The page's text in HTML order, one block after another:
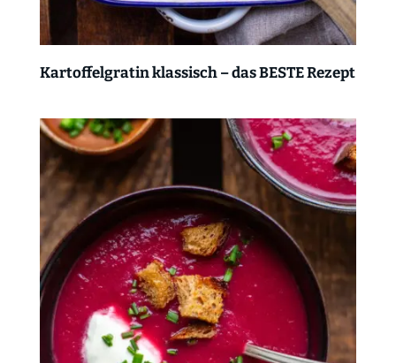
Kartoffelgratin klassisch – das BESTE Rezept